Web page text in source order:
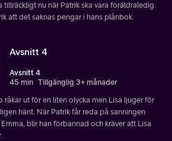
tillräckligt nu när Patrik ska vara föräldraledig.
att det saknas pengar i hans plånbok.
Avsnitt 4
Avsnitt 4
45 min Tillgänglig 3+ månader
råkar ut för en liten olycka men Lisa ljuger för
hänt. När Patrik får reda på sanningen
blir han förbannad och kräver att Lisa